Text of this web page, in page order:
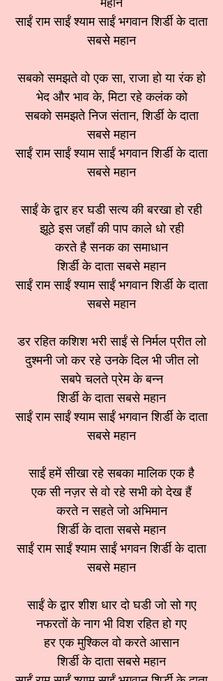
महान
साईं राम साईं श्याम साईं भगवान शिर्डी के दाता
सबसे महान
सबको समझते वो एक सा, राजा हो या रंक हो
भेद और भाव के, मिटा रहे कलंक को
सबको समझते निज संतान, शिर्डी के दाता
सबसे महान
साईं राम साईं श्याम साईं भगवान शिर्डी के दाता
सबसे महान
साईं के द्वार हर घडी सत्य की बरखा हो रही
झूठे इस जहाँ की पाप काले धो रही
करते है सनक का समाधान
शिर्डी के दाता सबसे महान
साईं राम साईं श्याम साईं भगवान शिर्डी के दाता
सबसे महान
डर रहित कशिश भरी साईं से निर्मल प्रीत लो
दुश्मनी जो कर रहे उनके दिल भी जीत लो
सबपे चलते प्रेम के बन्न
शिर्डी के दाता सबसे महान
साईं राम साईं श्याम साईं भगवान शिर्डी के दाता
सबसे महान
साईं हमें सीखा रहे सबका मालिक एक है
एक सी नज़र से वो रहे सभी को देख हैं
करते न सहते जो अभिमान
शिर्डी के दाता सबसे महान
साईं राम साईं श्याम साईं भगवन शिर्डी के दाता
सबसे महान
साईं के द्वार शीश धार दो घडी जो सो गए
नफरतों के नाग भी विश रहित हो गए
हर एक मुश्किल वो करते आसान
शिर्डी के दाता सबसे महान